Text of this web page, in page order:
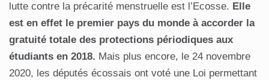
lutte contre la précarité menstruelle est l’Ecosse. Elle
est en effet le premier pays du monde à accorder la
gratuité totale des protections périodiques aux
étudiants en 2018. Mais plus encore, le 24 novembre
2020, les députés écossais ont voté une Loi permettant